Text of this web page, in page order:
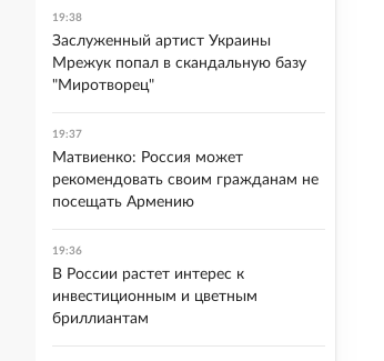
19:38
Заслуженный артист Украины
Мрежук попал в скандальную базу
"Миротворец"
19:37
Матвиенко: Россия может
рекомендовать своим гражданам не
посещать Армению
19:36
В России растет интерес к
инвестиционным и цветным
бриллиантам